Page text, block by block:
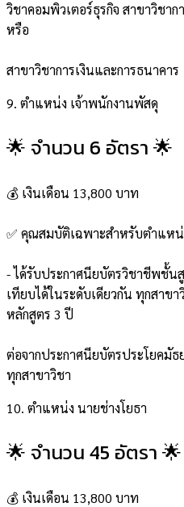
วิชาคอมพิวเตอร์ธุรกิจ สาขาวิชาก
หรือ
สาขาวิชาการเงินและการธนาคาร
9. ตำแหน่ง เจ้าพนักงานพัสดุ
🌟 จำนวน 6 อัตรา 🌟
💰 เงินเดือน 13,800 บาท
✅ คุณสมบัติเฉพาะสำหรับตำแห
- ได้รับประกาศนียบัตรวิชาชีพชั้
เทียบได้ในระดับเดียวกัน ทุกสาข
หลักสูตร 3 ปี
ต่อจากประกาศนียบัตรประโยคมั
ทุกสาขาวิชา
10. ตำแหน่ง นายช่างโยธา
🌟 จำนวน 45 อัตรา 🌟
💰 เงินเดือน 13,800 บาท